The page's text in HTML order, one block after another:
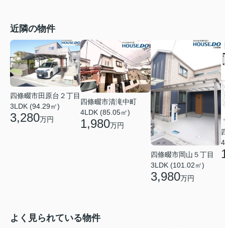
近隣の物件
四條畷市田原台２丁目
3LDK (94.29㎡)
3,280万円
四條畷市清滝中町
4LDK (85.05㎡)
1,980万円
四條畷市岡山５丁目
3LDK (101.02㎡)
3,980万円
よく見られている物件